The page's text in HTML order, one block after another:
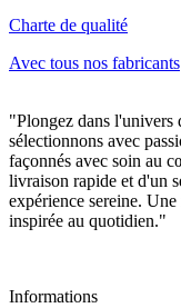
Charte de qualité
Avec tous nos fabricants
"Plongez dans
sélectionnons avec
façonnés avec soin au
livraison rapide et d'un
expérience sereine.
inspirée au quotidien."
Informations